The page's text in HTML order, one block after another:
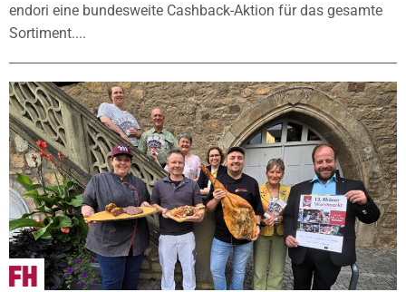
endori eine bundesweite Cashback-Aktion für das gesamte
Sortiment....